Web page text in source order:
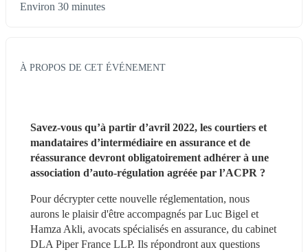
Environ 30 minutes
À PROPOS DE CET ÉVÉNEMENT
Savez-vous qu’à partir d’avril 2022, les courtiers et
mandataires d’intermédiaire en assurance et de
réassurance devront obligatoirement adhérer à une
association d’auto-régulation agréée par l’ACPR ?
Pour décrypter cette nouvelle réglementation, nous
aurons le plaisir d'être accompagnés par Luc Bigel et
Hamza Akli, avocats spécialisés en assurance, du cabinet
DLA Piper France LLP. Ils répondront aux questions